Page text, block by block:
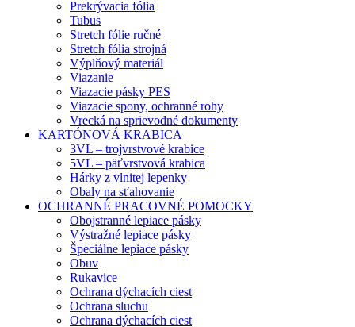
Prekrývacia fólia
Tubus
Stretch fólie ručné
Stretch fólia strojná
Výplňový materiál
Viazanie
Viazacie pásky PES
Viazacie spony, ochranné rohy
Vrecká na sprievodné dokumenty
KARTÓNOVÁ KRABICA
3VL – trojvrstvové krabice
5VL – päťvrstvová krabica
Hárky z vlnitej lepenky
Obaly na sťahovanie
OCHRANNÉ PRACOVNÉ POMOCKY
Obojstranné lepiace pásky
Výstražné lepiace pásky
Špeciálne lepiace pásky
Obuv
Rukavice
Ochrana dýchacích ciest
Ochrana sluchu
Ochrana dýchacích ciest